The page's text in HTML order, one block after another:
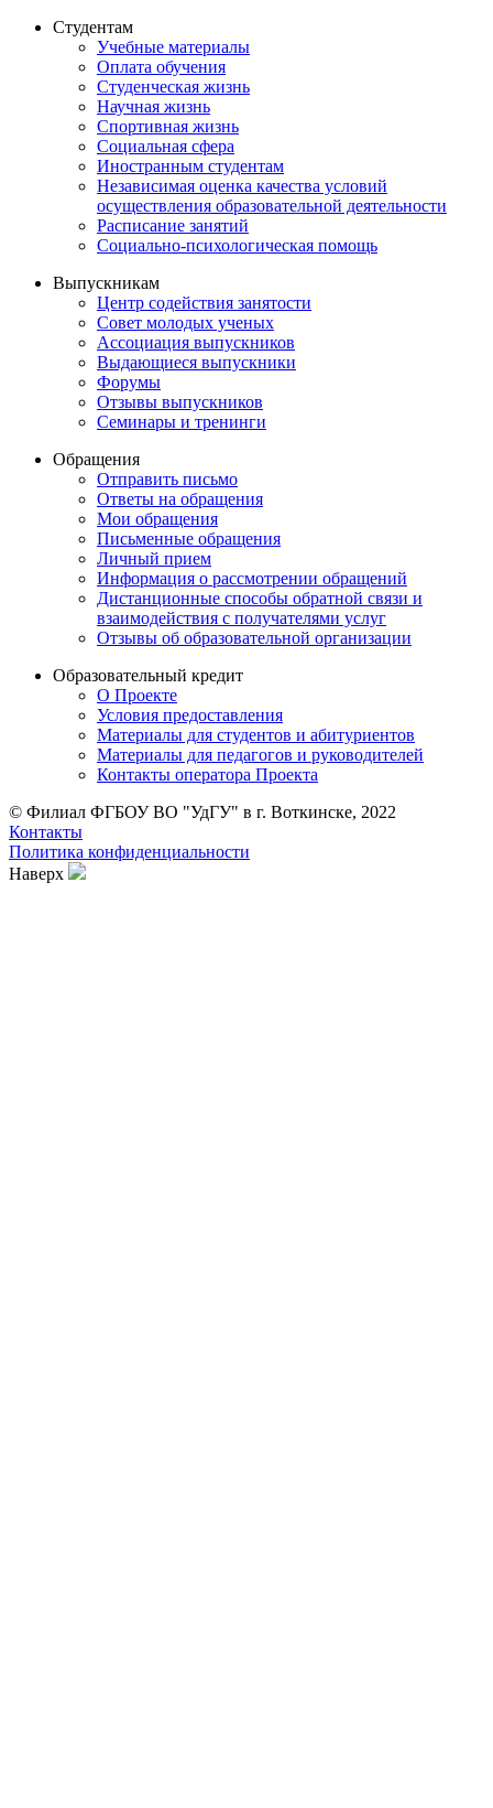
Студентам
Учебные материалы
Оплата обучения
Студенческая жизнь
Научная жизнь
Спортивная жизнь
Социальная сфера
Иностранным студентам
Независимая оценка качества условий
осуществления образовательной деятельности
Расписание занятий
Социально-психологическая помощь
Выпускникам
Центр содействия занятости
Совет молодых ученых
Ассоциация выпускников
Выдающиеся выпускники
Форумы
Отзывы выпускников
Семинары и тренинги
Обращения
Отправить письмо
Ответы на обращения
Мои обращения
Письменные обращения
Личный прием
Информация о рассмотрении обращений
Дистанционные способы обратной связи и
взаимодействия с получателями услуг
Отзывы об образовательной организации
Образовательный кредит
О Проекте
Условия предоставления
Материалы для студентов и абитуриентов
Материалы для педагогов и руководителей
Контакты опе ратора Проекта
© Филиал ФГБОУ ВО "УдГУ" в г. Воткинске, 2022
Контакты
Политика конфиденциальности
Наверх